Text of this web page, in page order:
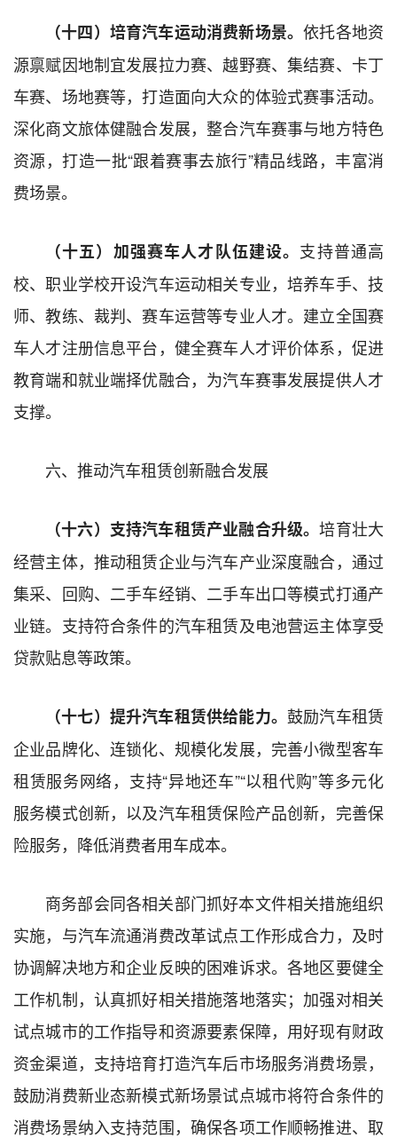
（十四）培育汽车运动消费新场景。依托各地资
源禀赋因地制宜发展拉力赛、越野赛、集结赛、卡丁
车赛、场地赛等，打造面向大众的体验式赛事活动。
深化商文旅体健融合发展，整合汽车赛事与地方特色
资源，打造一批“跟着赛事去旅行”精品线路，丰富消
费场景。
（十五）加强赛车人才队伍建设。 支持普通高
校、职业学校开设汽车运动相关专业，培养车手、技
师、教练、裁判、赛车运营等专业人才。建立全国赛
车人才注册信息平台，健全赛车人才评价体系，促进
教育端和就业端择优融合，为汽车赛事发展提供人才
支撑。
六、推动汽车租赁创新融合发展
（十六） 支持汽车租赁产业融合升级。培育壮大
经营主体，推动租赁企业与汽车产业深度融合，通过
集采、回购、二手车经销、二手车出口等模式打通产
业链。支持符合条件的汽车租赁及电池营运主体享受
贷款贴息等政策。
（十七） 提升汽车租赁供给能力。鼓励汽车租赁
企业品牌化、连锁化、规模化发展，完善小微型客车
租赁服务网络，支持“异地还车”“以租代购”等多元化
服务模式创新，以及汽车租赁保险产品创新，完善保
险服务，降低消费者用车成本。
商务部会同各相关部门抓好本文件相关措施组织
实施，与汽车流通消费改革试点工作形成合力，及时
协调解决地方和企业反映的困难诉求。各地区要健全
工作机制，认真抓好相关措施落地落实；加强对相关
试点城市的工作指导和资源要素保障，用好现有财政
资金渠道，支持培育打造汽车后市场服务消费场景，
鼓励消费新业态新模式新场景试点城市将符合条件的
消费场景纳入支持范围，确保各项工作顺畅推进、取